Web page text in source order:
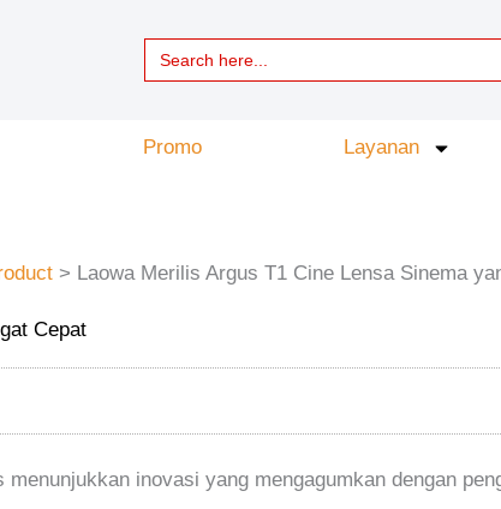
Search
for:
Promo Layanan
> Laowa Merilis Argus T1 Cine Lensa Sinema
Cepat
inovasi yang mengagumkan dengan